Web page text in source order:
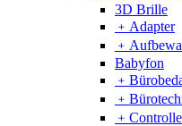
3D Brille
﹢ Adapter
﹢
Babyfon
﹢
﹢
﹢